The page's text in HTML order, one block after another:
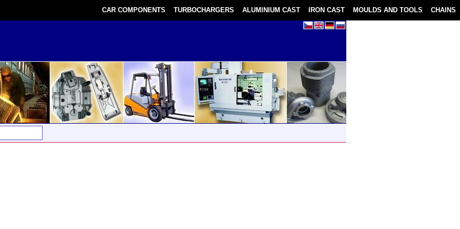
CAR COMPONENTS TURBOCHARGERS ALUMINIUM CAST IRON CAST MOULDS AND TOOLS CHAINS